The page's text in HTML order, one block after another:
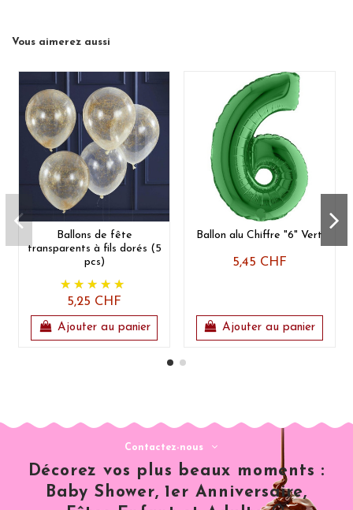
Vous aimerez aussi
Ballons de fête
transparents à fils dorés (5
pcs)
5,25 CHF
Ajouter au panier
Ballon alu Chiffre "6" Vert
5,45 CHF
Ajouter au panier
Contactez-nous
Décorez vos plus beaux moments :
Baby Shower, 1er Anniversaire,